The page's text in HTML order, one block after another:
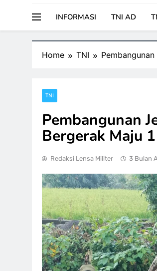
INFORMASI TNI AD
Home TNI
TNI
Pembangunan
Bergerak Maju
Redaksi Lensa Militer 3 Bulan